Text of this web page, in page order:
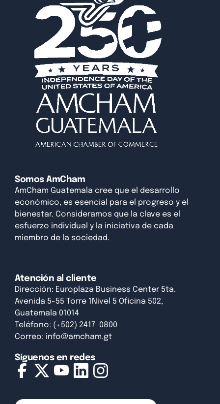
Somos AmCham
AmCham Guatemala cree que el desarrollo
económico, es esencial para el progreso y el
bienestar. Consideramos que la clave es el
esfuerzo individual y la iniciativa de cada
miembro de la sociedad.
Atención al cliente
Dirección: Europlaza Business Center 5ta.
Avenida 5-55 Torre 1Nivel 5 Oficina 502,
Guatemala 01014
Teléfono: (+502) 2417-0800
Correo: info@amcham.gt
Síguenos en redes